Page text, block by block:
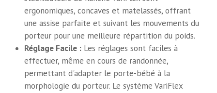
ergonomiques, concaves et matelassés, offrant
une assise parfaite et suivant les mouvements du
porteur pour une meilleure répartition du poids.
Réglage Facile : Les réglages sont faciles à
effectuer, même en cours de randonnée,
permettant d'adapter le porte-bébé à la
morphologie du porteur. Le système VariFlex